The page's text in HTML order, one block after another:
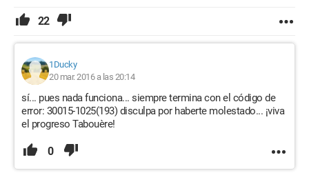
22
1Ducky
20 mar. 2016 a las 20:14
sí... pues nada funciona... siempre termina con el código de
error: 30015-1025(193) disculpa por haberte molestado... ¡viva
el progreso Tabouère!
0